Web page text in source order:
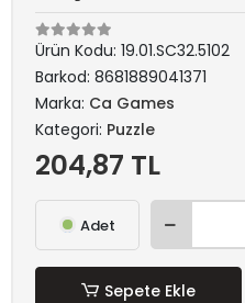
Ürün Kodu: 19.01.SC32.5102
Barkod: 8681889041371
Marka: Ca Games
Kategori: Puzzle
204,87 TL
Adet
Sepete Ekle